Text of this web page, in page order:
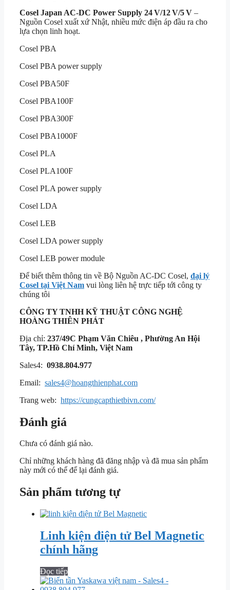
Cosel Japan AC‑DC Power Supply 24 V/12 V/5 V –
Nguồn Cosel xuất xứ Nhật, nhiều mức điện áp đầu ra cho
lựa chọn linh hoạt.
Cosel PBA
Cosel PBA power supply
Cosel PBA50F
Cosel PBA100F
Cosel PBA300F
Cosel PBA1000F
Cosel PLA
Cosel PLA100F
Cosel PLA power supply
Cosel LDA
Cosel LEB
Cosel LDA power supply
Cosel LEB power module
Để biết thêm thông tin về Bộ Nguồn AC-DC Cosel, đại lý
Cosel tại Việt Nam vui lòng liên hệ trực tiếp tới công ty
chúng tôi
CÔNG TY TNHH KỸ THUẬT CÔNG NGHỆ
HOÀNG THIÊN PHÁT
Địa chỉ: 237/49C Phạm Văn Chiêu , Phường An Hội
Tây, TP.Hồ Chí Minh, Việt Nam
Sales4: 0938.804.977
Email: sales4@hoangthienphat.com
Trang web: https://cungcapthietbivn.com/
Đánh giá
Chưa có đánh giá nào.
Chỉ những khách hàng đã đăng nhập và đã mua sản phẩm
này mới có thể để lại đánh giá.
Sản phẩm tương tự
Linh kiện điện tử Bel Magnetic
chính hãng
Đọc tiếp